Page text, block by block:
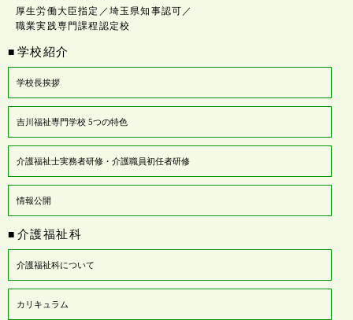
厚生労働大臣指定／埼玉県知事認可／
職業実践専門課程認定校
■ 学校紹介
学校長挨拶
吉川福祉専門学校 5つの特色
介護福祉士実務者研修・介護職員初任者研修
情報公開
■ 介護福祉科
介護福祉科について
カリキュラム